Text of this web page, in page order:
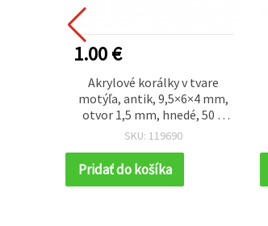
1.00 €
Akrylové korálky v tvare
motýľa, antik, 9,5×6×4 mm,
otvor 1,5 mm, hnedé, 50 g
(~400 ks)
SKU: 119690
Pridať do košíka